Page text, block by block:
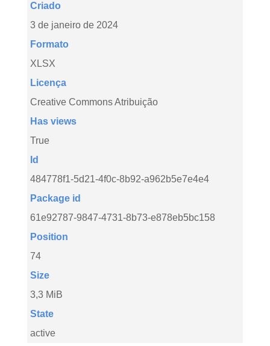
Criado
3 de janeiro de 2024
Formato
XLSX
Licença
Creative Commons Atribuição
Has views
True
Id
484778f1-5d21-4f0c-8b92-a962b5e7e4e4
Package id
61e92787-9847-4731-8b73-e878eb5bc158
Position
74
Size
3,3 MiB
State
active